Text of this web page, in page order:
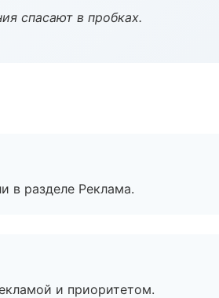
спасают в пробках.
в разделе Реклама.
и приоритетом.